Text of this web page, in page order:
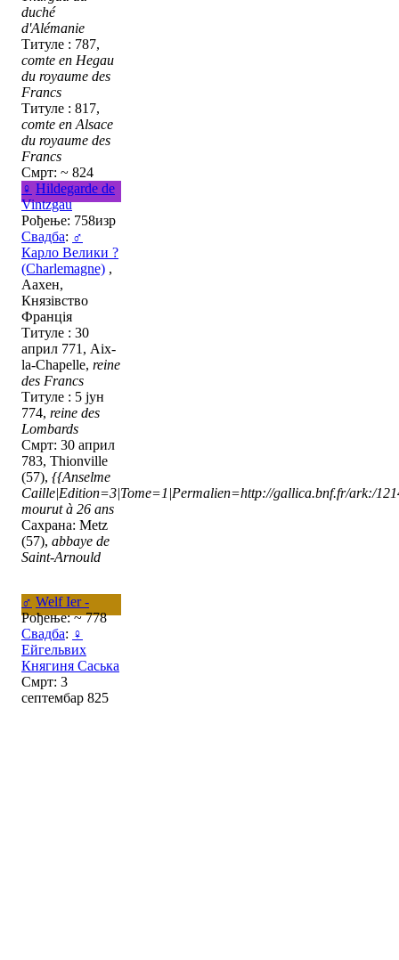
duché
d'Alémanie
Титуле : 787,
comte en Hegau
du royaume des
Francs
Титуле : 817,
comte en Alsace
du royaume des
Francs
Смрт: ~ 824
♀ Hildegarde de
Vintzgau
Рођење: 758изр
Свадба: ♂
Карло Велики ?
(Charlemagne) ,
Аахен,
Князівство
Франція
Титуле : 30
април 771, Aix-
la-Chapelle, reine
des Francs
Титуле : 5 јун
774, reine des
Lombards
Смрт: 30 април
783, Thionville
(57), {{Anselme
Caille|Edition=3|Tome=1|Permalien=http://gallica.bnf.fr/ark:/
mourut à 26 ans
Сахрана: Metz
(57), abbaye de
Saint-Arnould
♂ Welf Ier -
Рођење: ~ 778
Свадба: ♀
Ейгельвих
Княгиня Саська
Смрт: 3
септембар 825